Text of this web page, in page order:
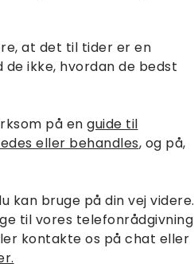
at det til tider er en
ikke, hvordan de bedst
på en guide til
eller behandles, og på,
kan bruge på din vej videre.
til vores telefonrådgivning
kontakte os på chat eller